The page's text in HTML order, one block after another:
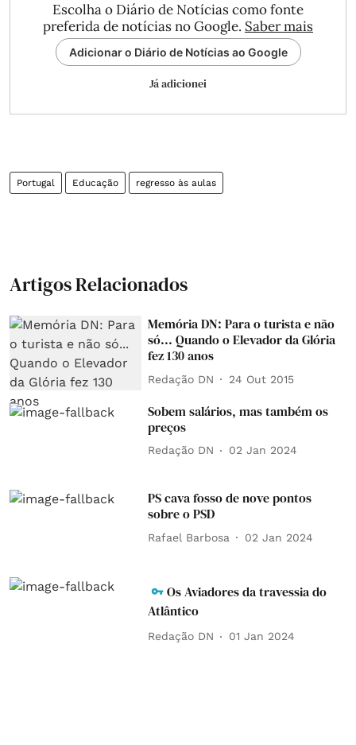
Escolha o Diário de Notícias como fonte
preferida de notícias no Google. Saber mais
Adicionar o Diário de Notícias ao Google
Já adicionei
Portugal Educação regresso às aulas
Artigos Relacionados
Memória DN: Para o turista e não
só... Quando o Elevador da Glória
fez 130 anos
Redação DN 24 Out 2015
Sobem salários, mas também os
preços
Redação DN 02 Jan 2024
PS cava fosso de nove pontos
sobre o PSD
Rafael Barbosa 02 Jan 2024
Os Aviadores da travessia do
Atlântico
Redação DN 01 Jan 2024